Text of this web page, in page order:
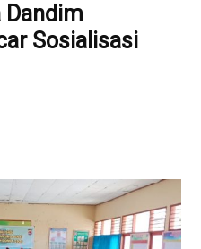
Dandim
Sosialisasi